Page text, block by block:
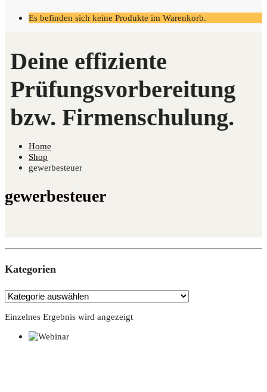
Es befinden sich keine Produkte im Warenkorb.
Home
Shop
gewerbesteuer
gewerbesteuer
Kate­go­rien
Einzelnes Ergebnis wird angezeigt